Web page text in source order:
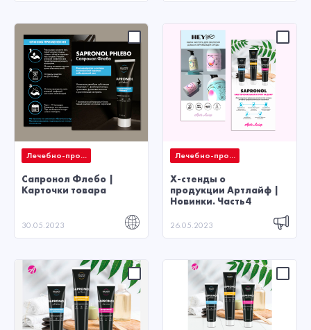
Лечебно-про...
Сапронол Флебо |
Карточки товара
30.05.2023
Лечебно-про...
X-стенды о
продукции Артлайф |
Новинки. Часть4
26.05.2023